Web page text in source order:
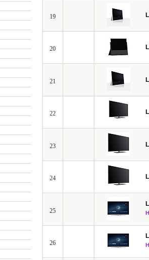
19
20
21
22
23
24
25
26